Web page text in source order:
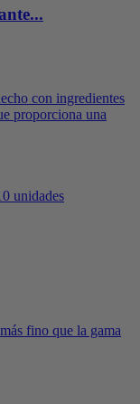
con ingredientes
proporciona una
fino que la gama